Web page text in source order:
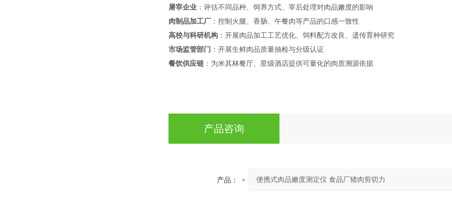
屠宰企业 ‌：评估不同品种、饲养方式、宰后处理对肉品嫩度的影响
肉制品加工厂 ‌：控制火腿、香肠、午餐肉等产品的口感一致性
高校与科研机构 ‌：开展肉品加工工艺优化、饲料配方改良、遗传育种研究
市场监管部门 ‌：开展生鲜肉品质量抽检与分级认证
餐饮供应链 ‌：为米其林餐厅、星级酒店提供可量化的肉质溯源依据
产品咨询
产品：